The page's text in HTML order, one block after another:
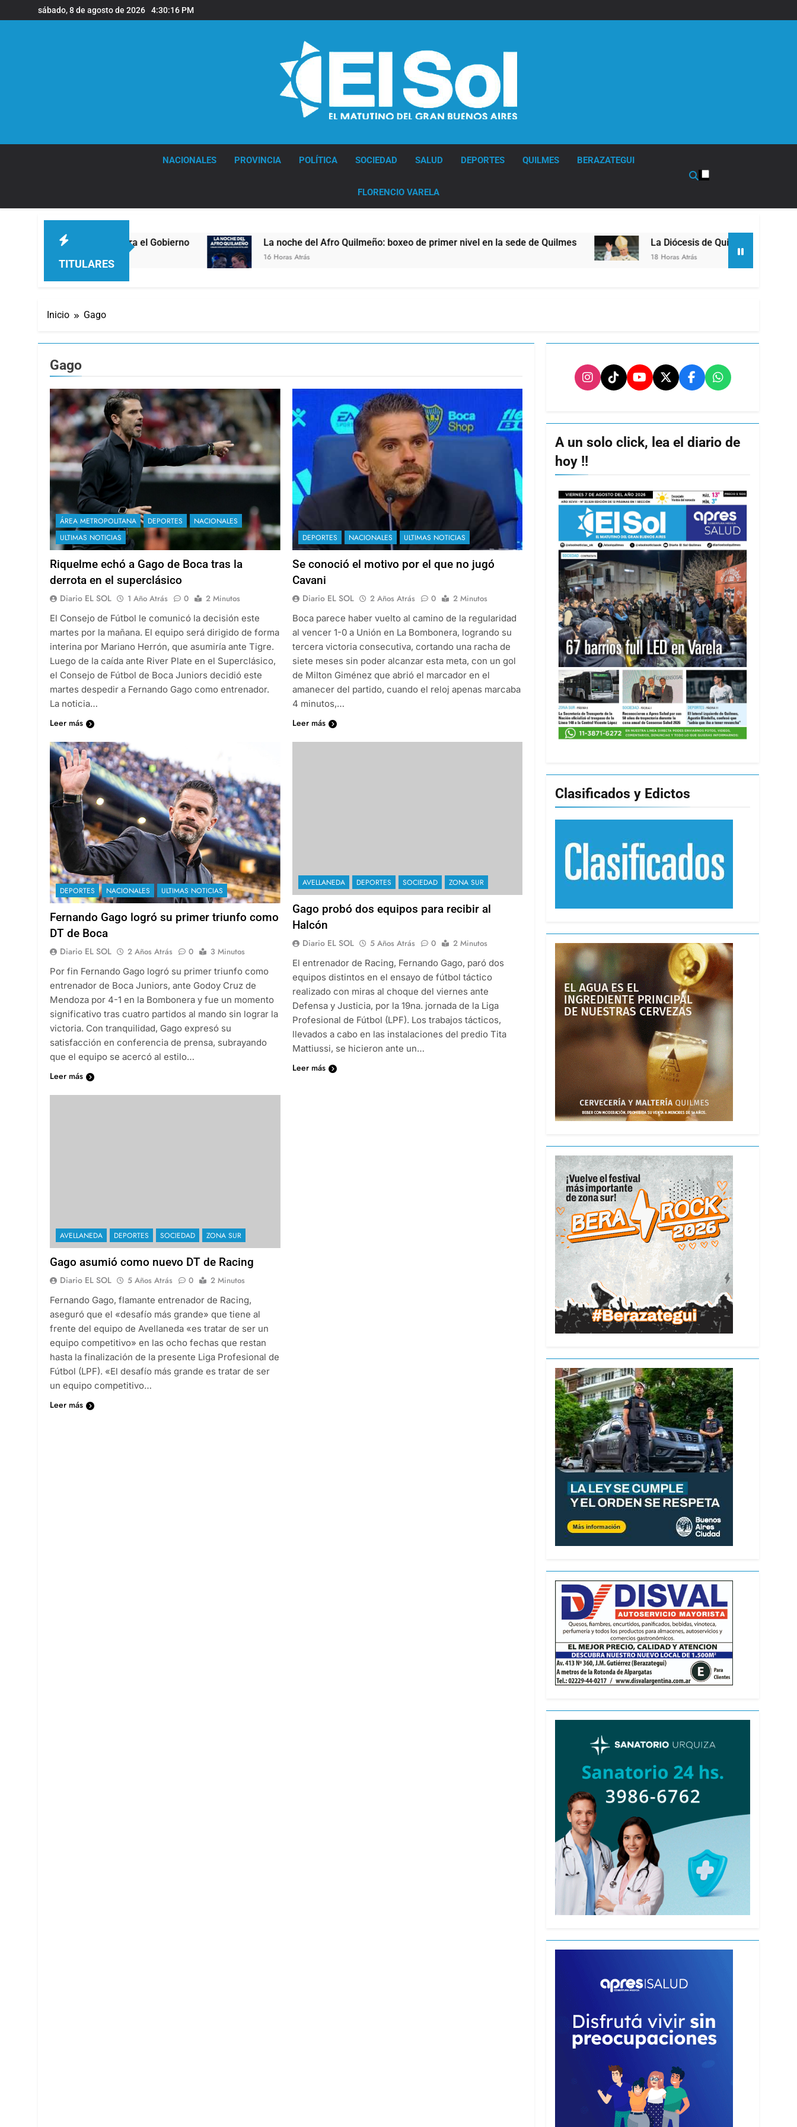
al
sábado, 8 de agosto de 2026 4:30:17 PM
dos
CTA
profundizan
su
plan
de
lucha
con
NACIONALES PROVINCIA POLÍTICA SOCIEDAD SALUD DEPORTES QUILMES BERAZATEGUI
FLORENCIO VARELA
TITULARES
contra el Gobierno La noche del Afro Quilmeño: boxeo de primer nivel en la sede de Quilmes
16 Horas Atrás
La Diócesis de Quilmes celebró la visita del Papa León
18 Horas Atrás
Inicio Gago
Gago
ÁREA METROPOLITANA DEPORTES
NACIONALES
ULTIMAS NOTICIAS
Riquelme echó a Gago de Boca tras la
derrota en el superclásico
Diario EL SOL 1 Año Atrás 0
2 Minutos
El Consejo de Fútbol le comunicó la decisión este
martes por la mañana. El equipo será dirigido de forma
interina por Mariano Herrón, que asumiría ante Tigre.
Luego de la caída ante River Plate en el Superclásico,
el Consejo de Fútbol de Boca Juniors decidió este
martes despedir a Fernando Gago como entrenador.
La noticia…
Leer más
DEPORTES NACIONALES ULTIMAS NOTICIAS
Se conoció el motivo por el que no jugó
Cavani
Diario EL SOL 2 Años Atrás 0
2 Minutos
Boca parece haber vuelto al camino de la regularidad
al vencer 1-0 a Unión en La Bombonera, logrando su
tercera victoria consecutiva, cortando una racha de
siete meses sin poder alcanzar esta meta, con un gol
de Milton Giménez que abrió el marcador en el
amanecer del partido, cuando el reloj apenas marcaba
4 minutos,…
Leer más
DEPORTES NACIONALES ULTIMAS NOTICIAS
Fernando Gago logró su primer triunfo como
DT de Boca
Diario EL SOL 2 Años Atrás 0
3 Minutos
Por fin Fernando Gago logró su primer triunfo como
entrenador de Boca Juniors, ante Godoy Cruz de
Mendoza por 4-1 en la Bombonera y fue un momento
significativo tras cuatro partidos al mando sin lograr la
victoria. Con tranquilidad, Gago expresó su
satisfacción en conferencia de prensa, subrayando
que el equipo se acercó al estilo…
Leer más
AVELLANEDA DEPORTES SOCIEDAD ZONA SUR
Gago probó dos equipos para recibir al
Halcón
Diario EL SOL 5 Años Atrás 0
2 Minutos
El entrenador de Racing, Fernando Gago, paró dos
equipos distintos en el ensayo de fútbol táctico
realizado con miras al choque del viernes ante
Defensa y Justicia, por la 19na. jornada de la Liga
Profesional de Fútbol (LPF). Los trabajos tácticos,
llevados a cabo en las instalaciones del predio Tita
Mattiussi, se hicieron ante un…
Leer más
AVELLANEDA DEPORTES SOCIEDAD ZONA SUR
Gago asumió como nuevo DT de Racing
Diario EL SOL 5 Años Atrás 0
2 Minutos
Fernando Gago, flamante entrenador de Racing,
aseguró que el «desafío más grande» que tiene al
frente del equipo de Avellaneda «es tratar de ser un
equipo competitivo» en las ocho fechas que restan
hasta la finalización de la presente Liga Profesional de
Fútbol (LPF). «El desafío más grande es tratar de ser
un equipo competitivo…
Leer más
A un solo click, lea el diario de
hoy !!
Clasificados y Edictos